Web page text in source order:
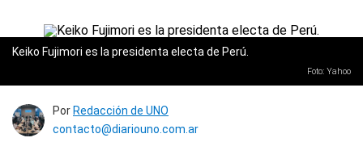
Keiko Fujimori es la presidenta electa de Perú.
Foto: Yahoo
Por Redacción de UNO
contacto@diariouno.com.ar